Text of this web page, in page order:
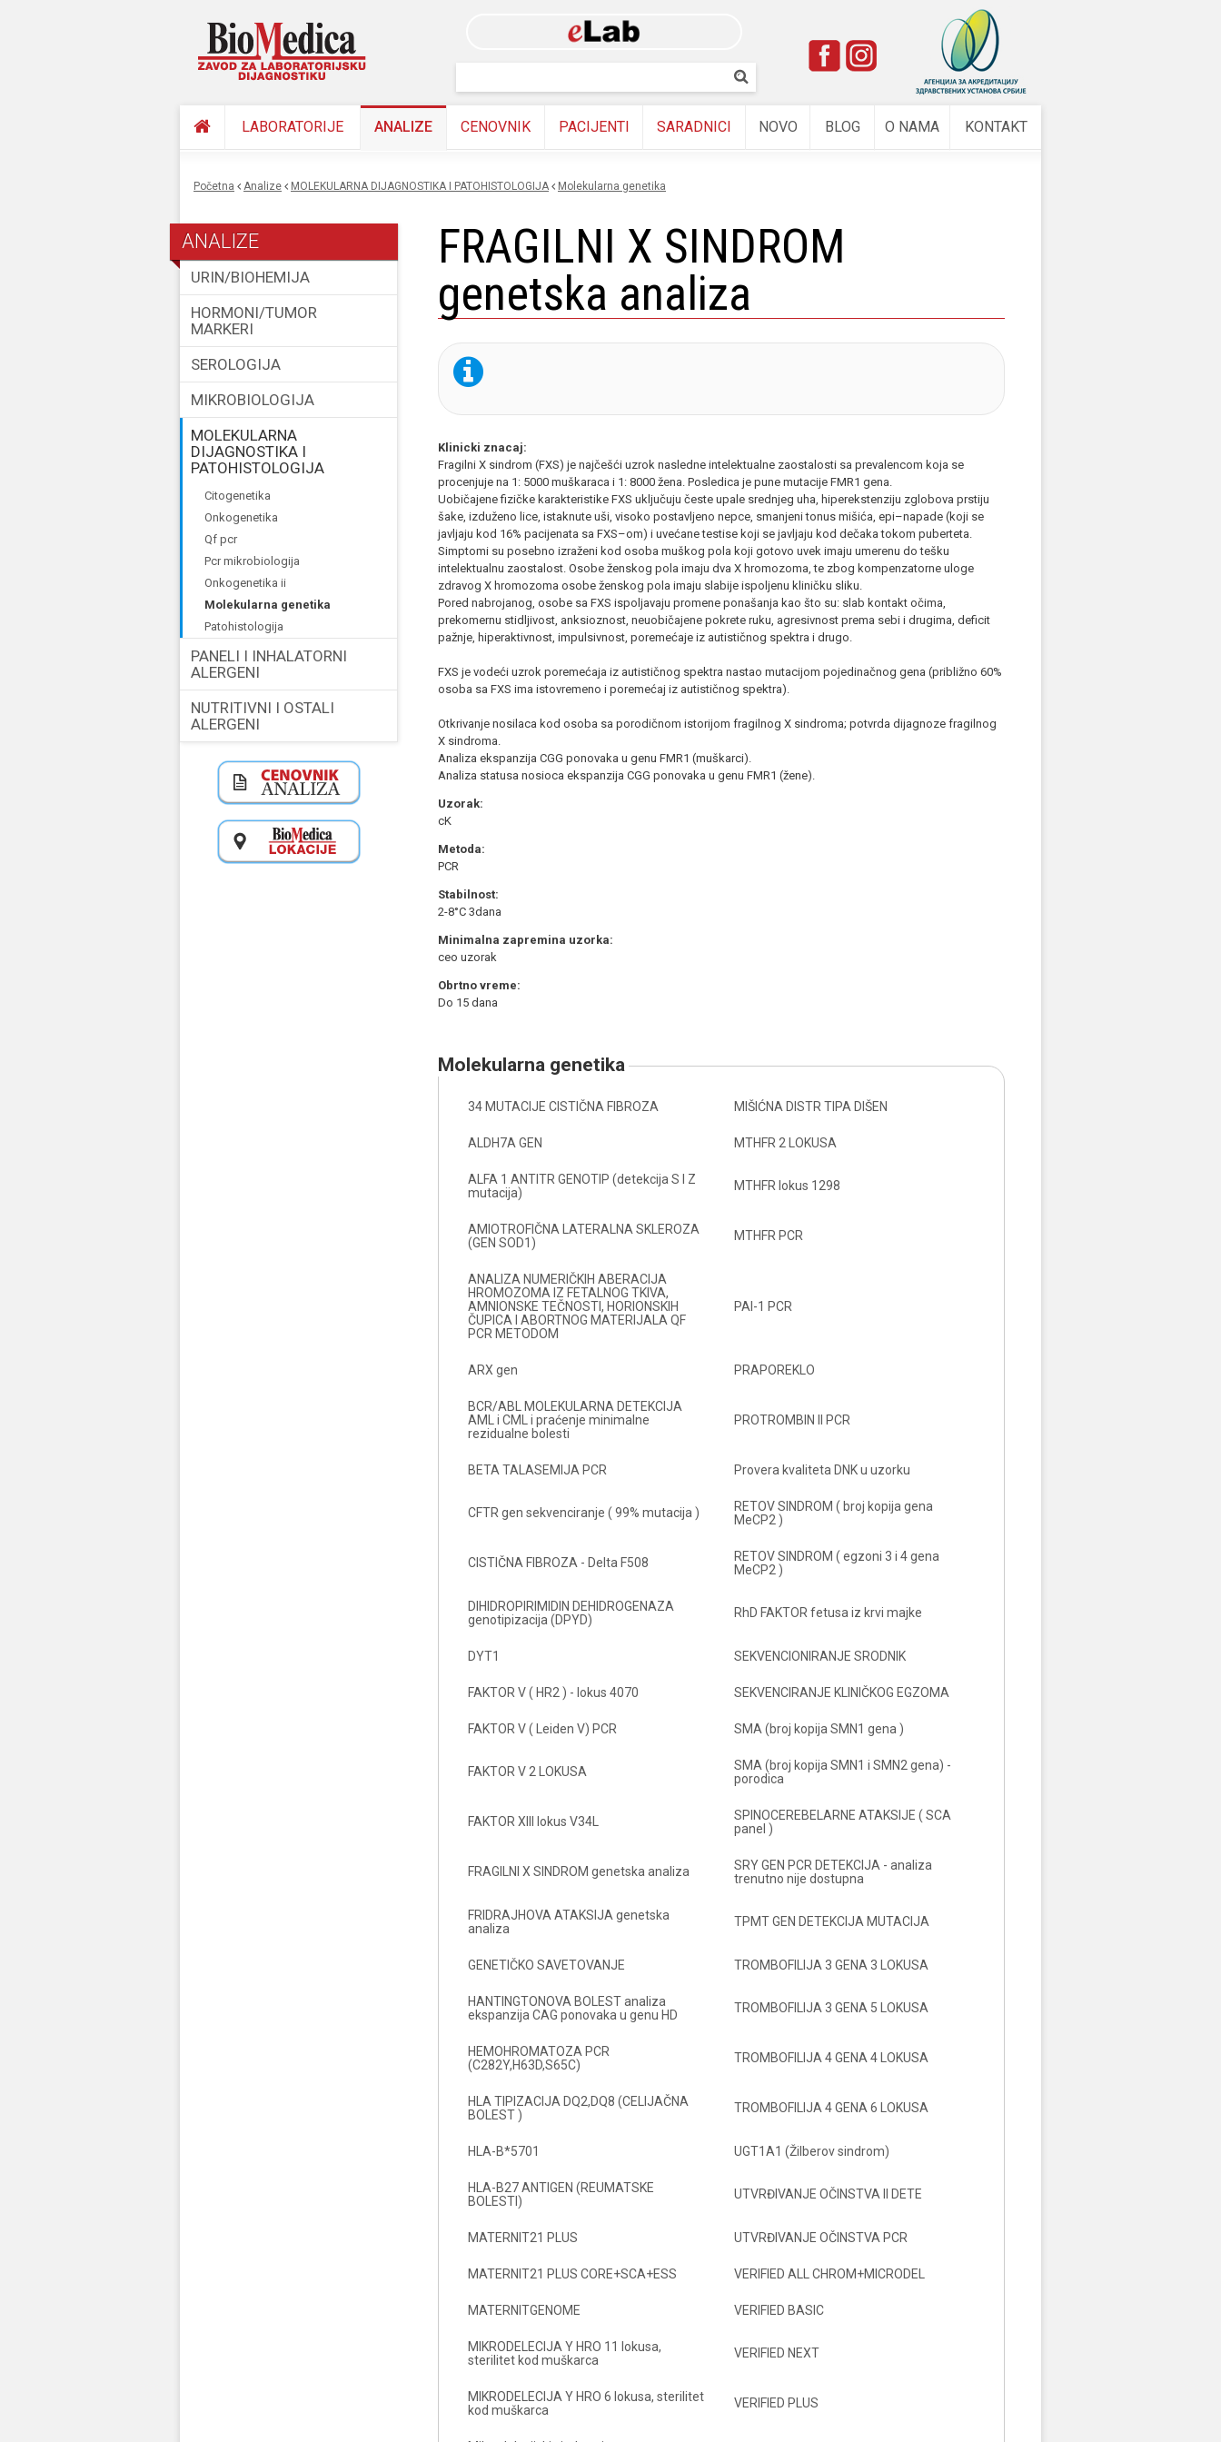
main
content
Pretraživanje
LABORATORIJE ANALIZE CENOVNIK PACIJENTI SARADNICI NOVO BLOG O NAMA KONTAKT
Početna Analize MOLEKULARNA DIJAGNOSTIKA I PATOHISTOLOGIJA molekularna genetika
FRAGILNI X SINDROM
genetska analiza
Klinicki znacaj:
Fragilni X sindrom (FXS) je najčešći uzrok nasledne intelektualne zaostalosti sa prevalencom koja se
procenjuje na 1: 5000 muškaraca i 1: 8000 žena. Posledica je pune mutacije FMR1 gena.
Uobičajene fizičke karakteristike FXS uključuju česte upale srednjeg uha, hiperekstenziju zglobova prstiju
šake, izduženo lice, istaknute uši, visoko postavljeno nepce, smanjeni tonus mišića, epi–napade (koji se
javljaju kod 16% pacijenata sa FXS–om) i uvećane testise koji se javljaju kod dečaka tokom puberteta.
Simptomi su posebno izraženi kod osoba muškog pola koji gotovo uvek imaju umerenu do tešku
intelektualnu zaostalost. Osobe ženskog pola imaju dva X hromozoma, te zbog kompenzatorne uloge
zdravog X hromozoma osobe ženskog pola imaju slabije ispoljenu kliničku sliku.
Pored nabrojanog, osobe sa FXS ispoljavaju promene ponašanja kao što su: slab kontakt očima,
prekomernu stidljivost, anksioznost, neuobičajene pokrete ruku, agresivnost prema sebi i drugima, deficit
pažnje, hiperaktivnost, impulsivnost, poremećaje iz autističnog spektra i drugo.
FXS je vodeći uzrok poremećaja iz autističnog spektra nastao mutacijom pojedinačnog gena (približno 60%
osoba sa FXS ima istovremeno i poremećaj iz autističnog spektra).
Otkrivanje nosilaca kod osoba sa porodičnom istorijom fragilnog X sindroma; potvrda dijagnoze fragilnog
X sindroma.
Analiza ekspanzija CGG ponovaka u genu FMR1 (muškarci).
Analiza statusa nosioca ekspanzija CGG ponovaka u genu FMR1 (žene).
Uzorak:
cK
Metoda:
PCR
Stabilnost:
2-8°C 3dana
Minimalna zapremina uzorka:
ceo uzorak
Obrtno vreme:
Do 15 dana
molekularna genetika
34 MUTACIJE CISTIČNA FIBROZA MIŠIĆNA DISTR TIPA DIŠEN
ALDH7A GEN MTHFR 2 LOKUSA
ALFA 1 ANTITR GENOTIP (detekcija S I Z
mutacija)
MTHFR lokus 1298
AMIOTROFIČNA LATERALNA SKLEROZA
(GEN SOD1)
MTHFR PCR
ANALIZA NUMERIČKIH ABERACIJA
HROMOZOMA IZ FETALNOG TKIVA,
AMNIONSKE TEČNOSTI, HORIONSKIH
ČUPICA I ABORTNOG MATERIJALA QF
PCR METODOM
PAI-1 PCR
ARX gen PRAPOREKLO
BCR/ABL MOLEKULARNA DETEKCIJA
AML i CML i praćenje minimalne
rezidualne bolesti
PROTROMBIN II PCR
BETA TALASEMIJA PCR Provera kvaliteta DNK u uzorku
CFTR gen sekvenciranje ( 99% mutacija )
RETOV SINDROM ( broj kopija gena
MeCP2 )
CISTIČNA FIBROZA - Delta F508
RETOV SINDROM ( egzoni 3 i 4 gena
MeCP2 )
DIHIDROPIRIMIDIN DEHIDROGENAZA
genotipizacija (DPYD)
RhD FAKTOR fetusa iz krvi majke
DYT1 SEKVENCIONIRANJE SRODNIK
FAKTOR V ( HR2 ) - lokus 4070 SEKVENCIRANJE KLINIČKOG EGZOMA
FAKTOR V ( Leiden V) PCR SMA (broj kopija SMN1 gena )
FAKTOR V 2 LOKUSA
SMA (broj kopija SMN1 i SMN2 gena) -
porodica
FAKTOR XIII lokus V34L
SPINOCEREBELARNE ATAKSIJE ( SCA
panel )
FRAGILNI X SINDROM genetska analiza
SRY GEN PCR DETEKCIJA - analiza
trenutno nije dostupna
FRIDRAJHOVA ATAKSIJA genetska
analiza
TPMT GEN DETEKCIJA MUTACIJA
GENETIČKO SAVETOVANJE TROMBOFILIJA 3 GENA 3 LOKUSA
HANTINGTONOVA BOLEST analiza
ekspanzija CAG ponovaka u genu HD
TROMBOFILIJA 3 GENA 5 LOKUSA
HEMOHROMATOZA PCR
(C282Y,H63D,S65C)
TROMBOFILIJA 4 GENA 4 LOKUSA
HLA TIPIZACIJA DQ2,DQ8 (CELIJAČNA
BOLEST )
TROMBOFILIJA 4 GENA 6 LOKUSA
HLA-B*5701 UGT1A1 (Žilberov sindrom)
HLA-B27 ANTIGEN (REUMATSKE
BOLESTI)
UTVRĐIVANJE OČINSTVA II DETE
MATERNIT21 PLUS UTVRĐIVANJE OČINSTVA PCR
MATERNIT21 PLUS CORE+SCA+ESS VERIFIED ALL CHROM+MICRODEL
MATERNITGENOME VERIFIED BASIC
MIKRODELECIJA Y HRO 11 lokusa,
sterilitet kod muškarca
VERIFIED NEXT
MIKRODELECIJA Y HRO 6 lokusa, sterilitet
kod muškarca
VERIFIED PLUS
ANALIZE
URIN/BIOHEMIJA
HORMONI/TUMOR
MARKERI
SEROLOGIJA
MIKROBIOLOGIJA
MOLEKULARNA
DIJAGNOSTIKA I
PATOHISTOLOGIJA
citogenetika
onkogenetika
qf pcr
pcr mikrobiologija
onkogenetika ii
molekularna genetika
patohistologija
PANELI I INHALATORNI
ALERGENI
NUTRITIVNI I OSTALI
ALERGENI